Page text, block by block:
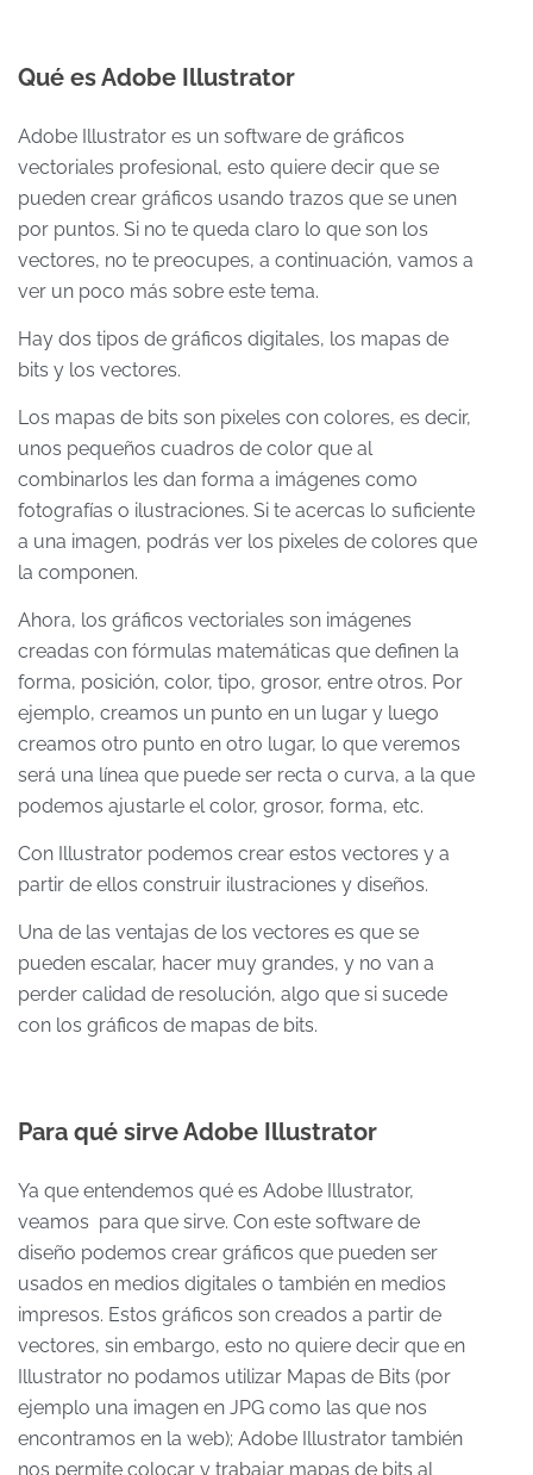
Qué es Adobe Illustrator
Adobe Illustrator es un software de gráficos
vectoriales profesional, esto quiere decir que se
pueden crear gráficos usando trazos que se unen
por puntos. Si no te queda claro lo que son los
vectores, no te preocupes, a continuación, vamos a
ver un poco más sobre este tema.
Hay dos tipos de gráficos digitales, los mapas de
bits y los vectores.
Los mapas de bits son pixeles con colores, es decir,
unos pequeños cuadros de color que al
combinarlos les dan forma a imágenes como
fotografías o ilustraciones. Si te acercas lo suficiente
a una imagen, podrás ver los pixeles de colores que
la componen.
Ahora, los gráficos vectoriales son imágenes
creadas con fórmulas matemáticas que definen la
forma, posición, color, tipo, grosor, entre otros. Por
ejemplo, creamos un punto en un lugar y luego
creamos otro punto en otro lugar, lo que veremos
será una línea que puede ser recta o curva, a la que
podemos ajustarle el color, grosor, forma, etc.
Con Illustrator podemos crear estos vectores y a
partir de ellos construir ilustraciones y diseños.
Una de las ventajas de los vectores es que se
pueden escalar, hacer muy grandes, y no van a
perder calidad de resolución, algo que si sucede
con los gráficos de mapas de bits.
Para qué sirve Adobe Illustrator
Ya que entendemos qué es Adobe Illustrator,
veamos para que sirve. Con este software de
diseño podemos crear gráficos que pueden ser
usados en medios digitales o también en medios
impresos. Estos gráficos son creados a partir de
vectores, sin embargo, esto no quiere decir que en
Illustrator no podamos utilizar Mapas de Bits (por
ejemplo una imagen en JPG como las que nos
encontramos en la web); Adobe Illustrator también
nos permite colocar y trabajar mapas de bits al